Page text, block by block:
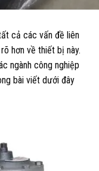
cả các vấn đề liên
hơn về thiết bị này.
ngành công nghiệp
bài viết dưới đây